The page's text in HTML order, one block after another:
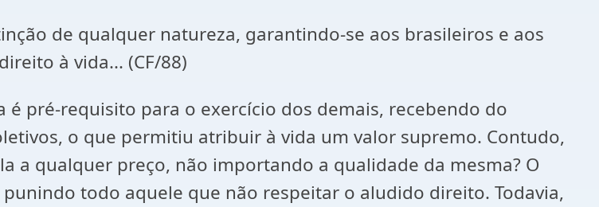
de qualquer natureza, garantindo-se aos brasileiros e aos
à vida... (CF/88)
é pré-requisito para o exercício dos demais, recebendo do
o que permitiu atribuir à vida um valor supremo. Contudo,
a qualquer preço, não importando a qualidade da mesma? O
todo aquele que não respeitar o aludido direito. Todavia,